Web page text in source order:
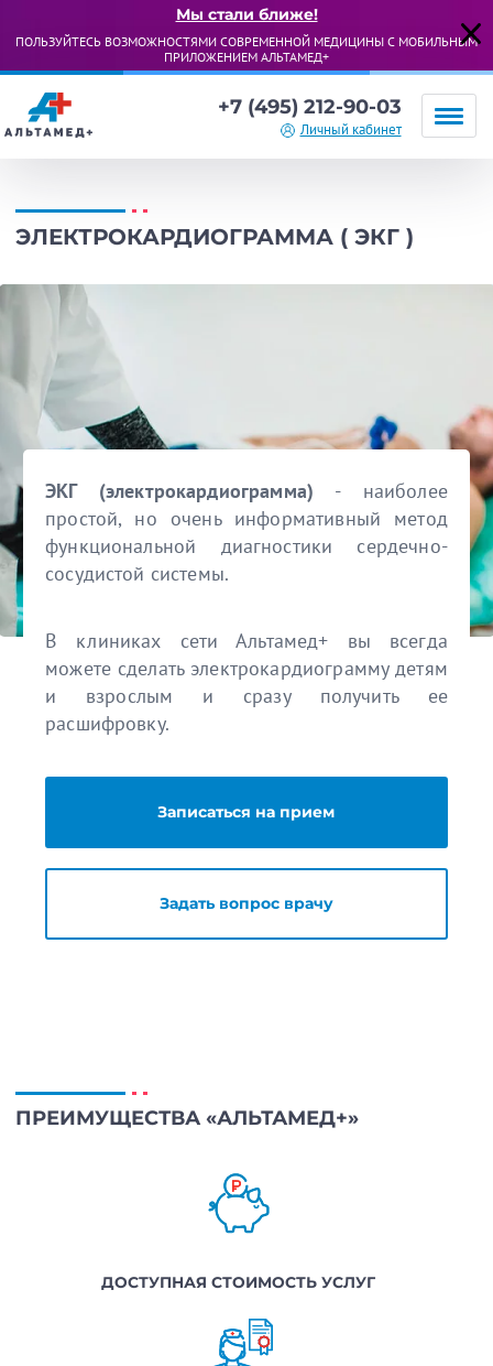
Мы стали ближе!
ПОЛЬЗУЙТЕСЬ ВОЗМОЖНОСТЯМИ СОВРЕМЕННОЙ МЕДИЦИНЫ С МОБИЛЬНЫМ
ПРИЛОЖЕНИЕМ АЛЬТАМЕД+
+7 (495) 212-90-03
Личный кабинет
ЭЛЕКТРОКАРДИОГРАММА ( ЭКГ )
ЭКГ (электрокардиограмма) - наиболее
простой, но очень информативный метод
функциональной диагностики сердечно-
сосудистой системы.
В клиниках сети Альтамед+ вы всегда
можете сделать электрокардиограмму детям
и взрослым и сразу получить ее
расшифровку.
Записаться на прием
Задать вопрос врачу
ПРЕИМУЩЕСТВА «АЛЬТАМЕД+»
ДОСТУПНАЯ СТОИМОСТЬ УСЛУГ